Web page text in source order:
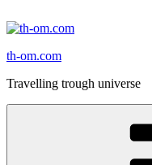
Inhalt
th-om.com
Travelling trough universe